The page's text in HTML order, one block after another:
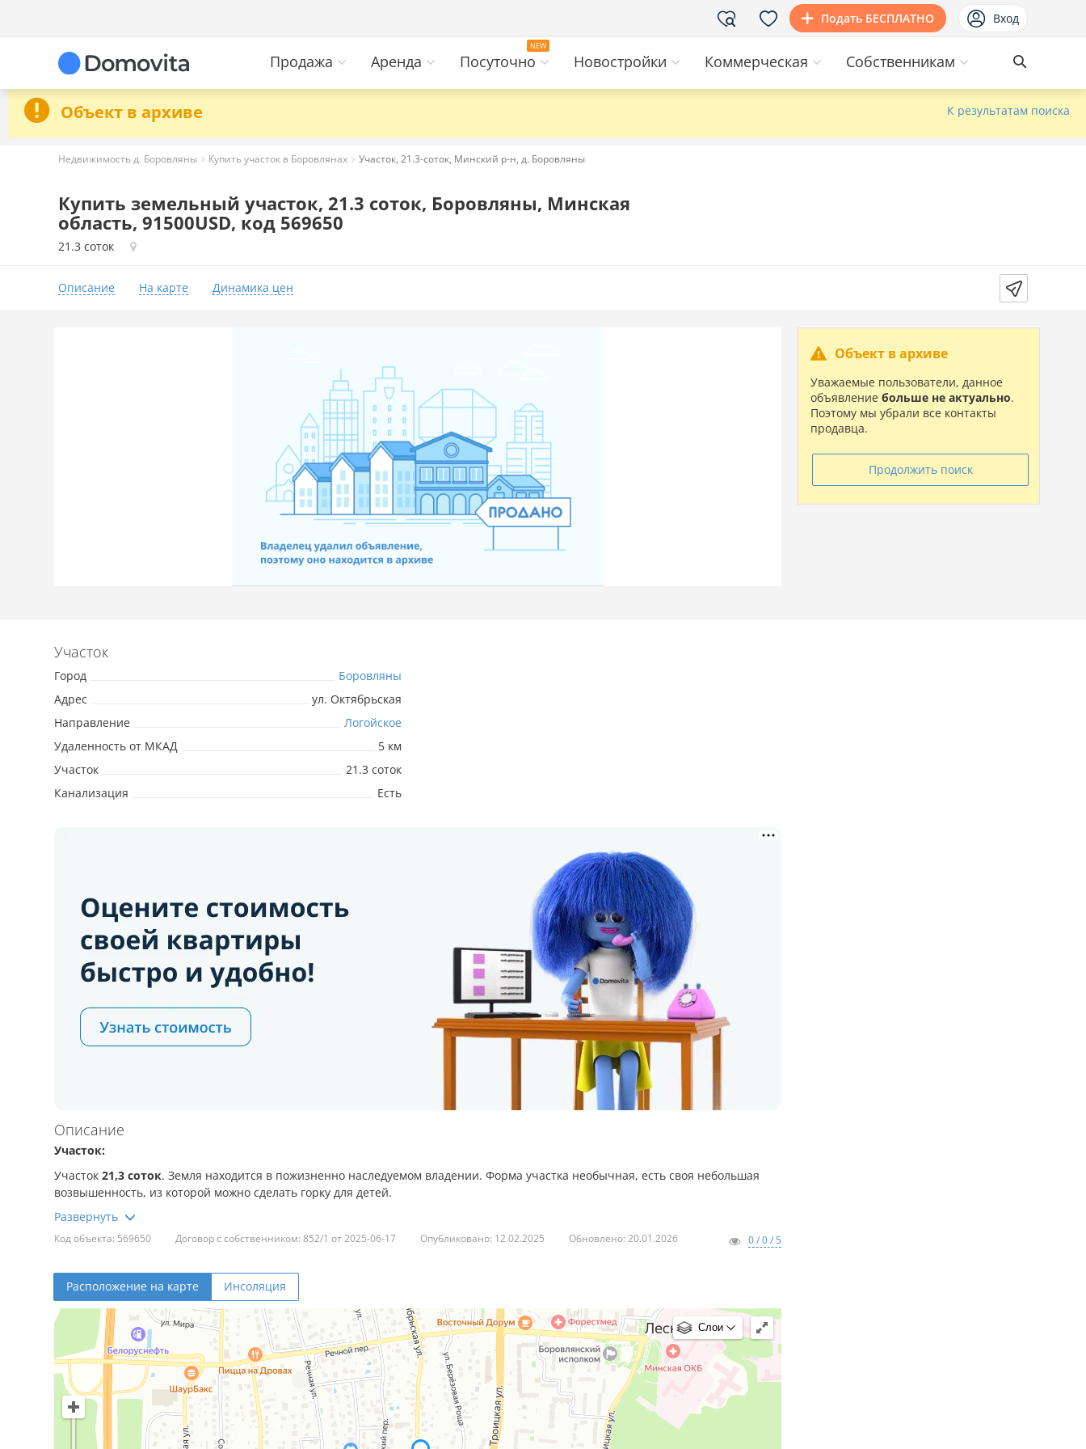
Подать БЕСПЛАТНО Вход
Продажа Аренда Посуточно Новостройки Коммерческая Собственникам
Объект в архиве К результатам поиска
Недвижимость д. Боровляны Купить участок в Боровлянах Участок, 21.3-соток, Минский р-н, д. Боровляны
Купить земельный участок, 21.3 соток, Боровляны, Минская
область, 91500USD, код 569650
21.3 соток
Описание На карте Динамика цен
Объект в архиве
Уважаемые пользователи, данное
объявление больше не актуально.
Поэтому мы убрали все контакты
продавца.
Продолжить поиск
Участок
Город
Боровляны
Адрес
ул. Октябрьская
Направление
Логойское
Удаленность от МКАД
5 км
Участок
21.3 соток
Канализация
Есть
Описание
Участок:
Участок 21,3 соток. Земля находится в пожизненно наследуемом владении. Форма участка необычная, есть своя небольшая
возвышенность, из которой можно сделать горку для детей.
- Интересный участок, своя горка! Дети будут в восторге)).
- Очень удачное и комфортное расположение.
- В шаговой доступности остановки общественного транспорта, т/ц «Перекрёсток» и «Novamall», гимназия, детский сад,
музыкальная школа, спортзалы, поликлиника и больница, и др.
- Быстрый выезд на Логойскую трассу. От дома6 км до МКАД
- Тихая часть частного сектора!
- Отличные подъездные пути (асфальт).
Коммуникации:
Код объекта: 569650 Договор с собственником: 852/1 от 2025-06-17 Опубликовано: 12.02.2025 Обновлено: 20.01.2026 0 / 0 / 5
Расположение на карте Инсоляция
Слои